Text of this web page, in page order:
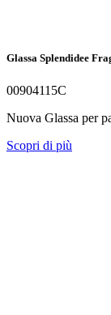
Glassa Splendidee
00904115C
Nuova Glassa per
Scopri di più